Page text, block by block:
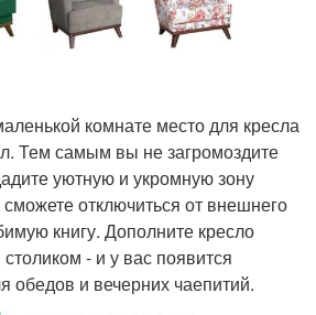
комнате место для кресла
Тем самым вы не загромоздите
уютную и укромную зону
отключиться от внешнего
книгу. Дополните кресло
- и у вас появится
обедов и вечерних чаепитий.